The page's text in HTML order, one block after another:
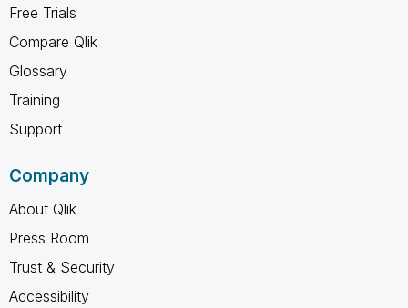
Free Trials
Compare Qlik
Glossary
Training
Support
Company
About Qlik
Press Room
Trust & Security
Accessibility